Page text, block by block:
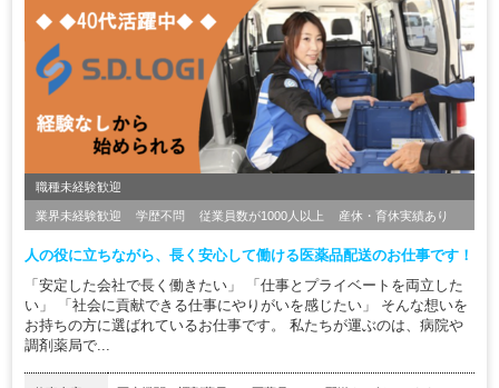
職種未経験歓迎
業界未経験歓迎 学歴不問 従業員数が1000人以上 産休・育休実績あり
人の役に立ちながら、長く安心して働ける医薬品配送のお仕事です！
「安定した会社で長く働きたい」 「仕事とプライベートを両立した
い」 「社会に貢献できる仕事にやりがいを感じたい」 そんな想いを
お持ちの方に選ばれているお仕事です。 私たちが運ぶのは、病院や
調剤薬局で...